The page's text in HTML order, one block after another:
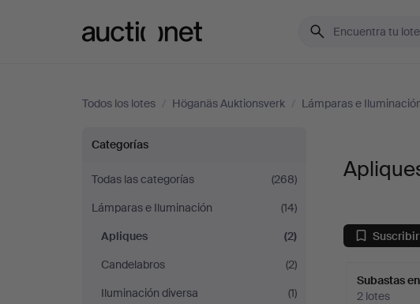
Todos los lotes / Höganäs Auktionsverk / Lámparas e
Apliques
en
Höganäs
Auktionsverk
Categorías
Todas las categorías
(268)
Lámparas e Iluminación
(14)
Apliques
(2)
Candelabros
(2)
Iluminación diversa
(1)
Subastas
2 lotes